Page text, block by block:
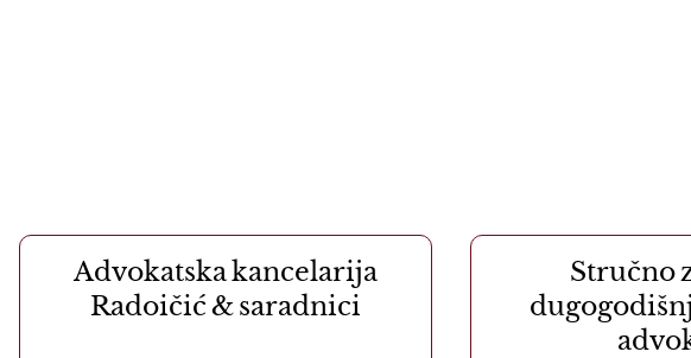
Advokatska kancelarija
Radoičić & saradnici
Stručno